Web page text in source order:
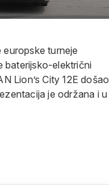
turneje
baterijsko-električni
Lion’s City 12E došao
je održana i u